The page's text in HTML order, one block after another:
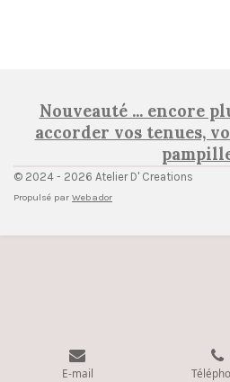
Nouveauté ... encore
accorder vos tenues,
© 2024 - 2026 Atelier D' Creations
Propulsé par Webador
E-mail